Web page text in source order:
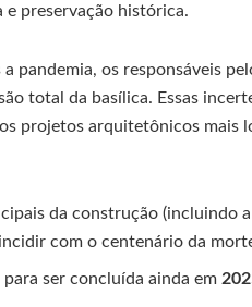
e preservação histórica.
pandemia, os responsáveis
total da basílica. Essas
projetos arquitetônicos mais
da construção (incluindo
com o centenário da
ser concluída ainda em